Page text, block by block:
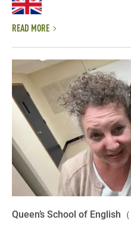
READ MORE
Queen’s School of English